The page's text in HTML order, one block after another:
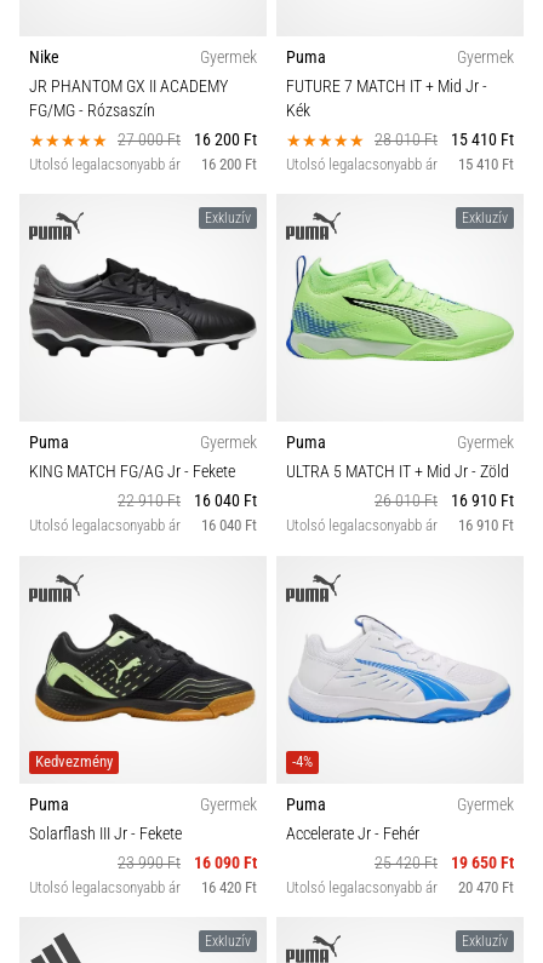
Nike
Gyermek
JR PHANTOM GX II ACADEMY
FG/MG- Rózsaszín
27 000 Ft
16 200 Ft
Utolsó legalacsonyabb ár 16 200 Ft
Puma
Gyermek
FUTURE 7 MATCH IT + Mid Jr-
Kék
28 010 Ft
15 410 Ft
Utolsó legalacsonyabb ár 15 410 Ft
Exkluzív
Puma
Gyermek
KING MATCH FG/AG Jr- Fekete
22 910 Ft
16 040 Ft
Utolsó legalacsonyabb ár 16 040 Ft
Exkluzív
Puma
Gyermek
ULTRA 5 MATCH IT + Mid Jr- Zöld
26 010 Ft
16 910 Ft
Utolsó legalacsonyabb ár 16 910 Ft
Kedvezmény
Puma
Gyermek
Solarflash III Jr- Fekete
23 990 Ft
16 090 Ft
Utolsó legalacsonyabb ár 16 420 Ft
-4%
Puma
Gyermek
Accelerate Jr- Fehér
25 420 Ft
19 650 Ft
Utolsó legalacsonyabb ár 20 470 Ft
Exkluzív Exkluzív